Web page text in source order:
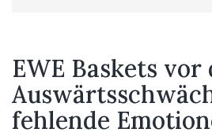
EWE Baskets vor
fehlende